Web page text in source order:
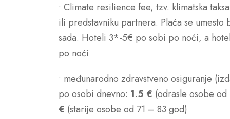
• Climate resilience fee, tzv. klimatska
ili predstavniku partnera. Plaća se
sada. Hoteli 3*-5€ po sobi po noći, a
po noći
• međunarodno zdravstveno osiguranje
po osobi dnevno: 1.5 € (odrasle osobe
€ (starije osobe od 71 – 83 god)